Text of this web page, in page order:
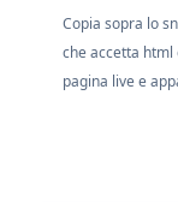
Copia sopra lo
che accetta html
pagina live e